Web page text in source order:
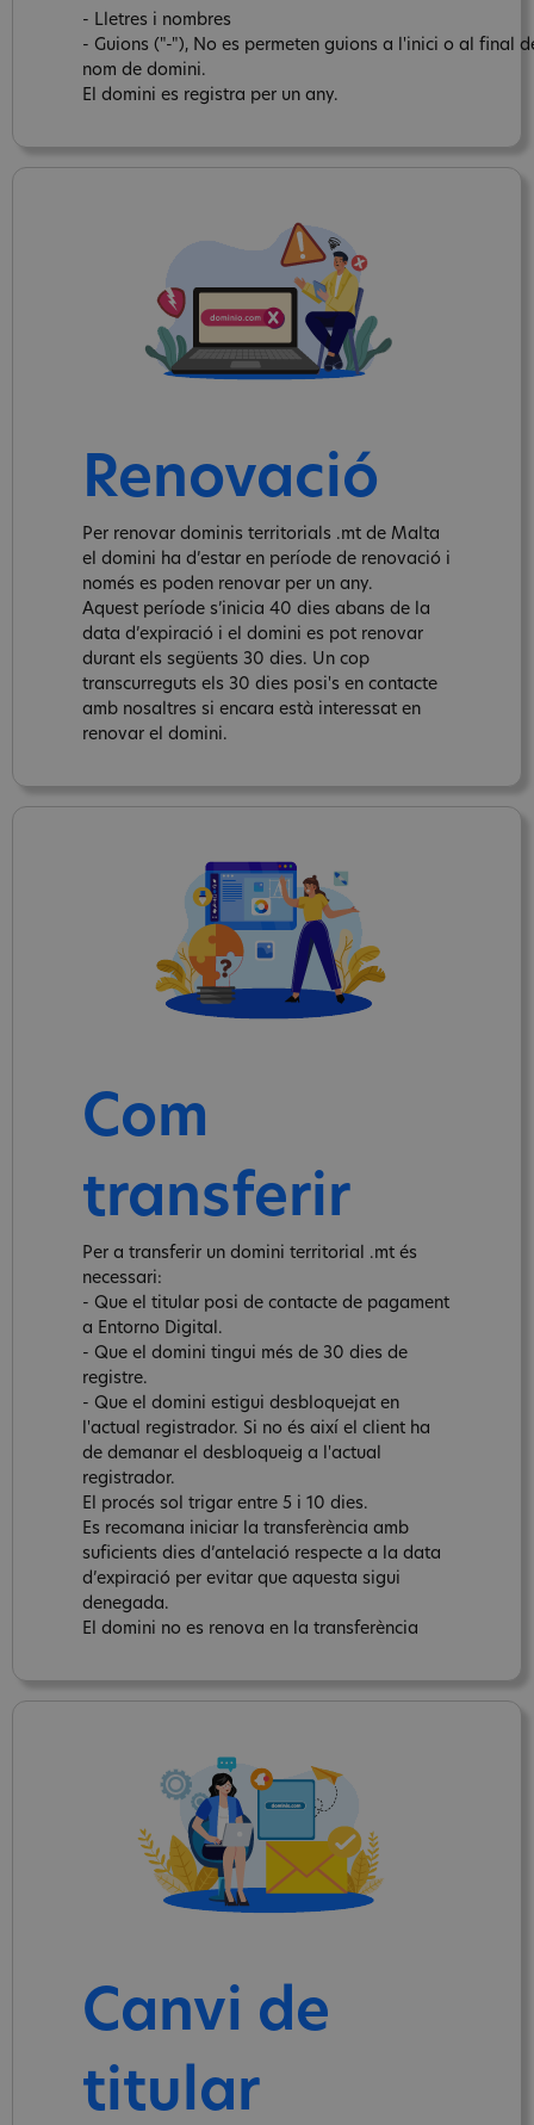
- Lletres i nombres
- Guions ("-"), No es permeten guions a l'inici o al final
nom de domini.
El domini es registra per un any.
Renovació
Per renovar dominis territorials .mt de Malta
el domini ha d’estar en període de renovació i
només es poden renovar per un any.
Aquest període s’inicia 40 dies abans de la
data d’expiració i el domini es pot renovar
durant els següents 30 dies. Un cop
transcurreguts els 30 dies posi's en contacte
amb nosaltres si encara està interessat en
renovar el domini.
Com
transferir
Per a transferir un domini territorial .mt és
necessari:
- Que el titular posi de contacte de pagament
a Entorno Digital.
- Que el domini tingui més de 30 dies de
registre.
- Que el domini estigui desbloquejat en
l'actual registrador. Si no és així el client ha
de demanar el desbloqueig a l'actual
registrador.
El procés sol trigar entre 5 i 10 dies.
Es recomana iniciar la transferència amb
suficients dies d’antelació respecte a la data
d’expiració per evitar que aquesta sigui
denegada.
El domini no es renova en la transferència
Canvi de
titular